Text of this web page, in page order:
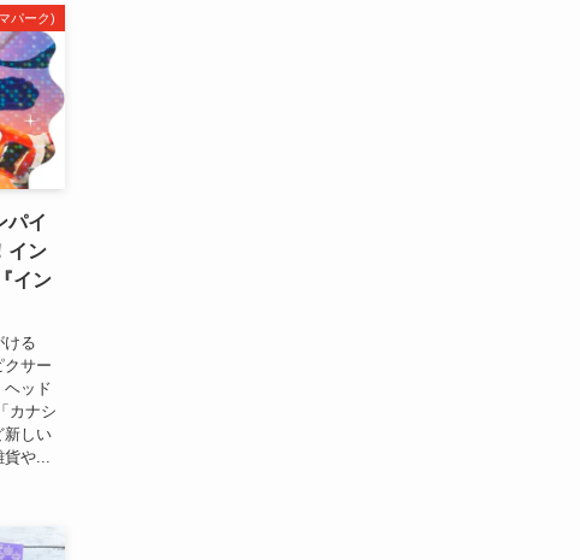
パーク)
パイ
イン
イン
ける
クサー
ヘッド
カナシ
新しい
貨や...